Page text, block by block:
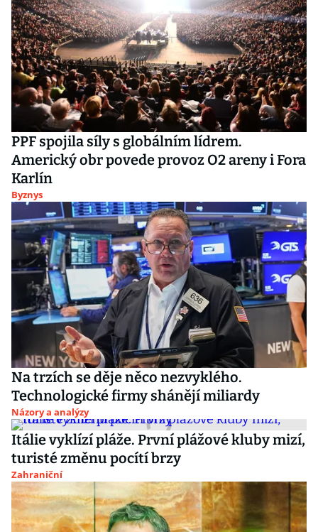
PPF spojila síly s globálním lídrem.
Americký obr povede provoz O2 areny i Fora
Karlín
Byznys
Na trzích se děje něco nezvyklého.
Technologické firmy shánějí miliardy
Názory a analýzy
Itálie vyklízí pláže. První plážové kluby mizí,
turisté změnu pocítí brzy
Zahraniční